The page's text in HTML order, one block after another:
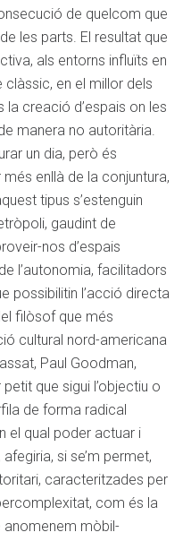
de quelcom que
les parts. El resultat que
als entorns influïts en
clàssic, en el millor dels
creació d’espais on les
manera no autoritària.
un dia, però és
enllà de la conjuntura,
tipus s’estenguin
gaudint de
nos d’espais
l’autonomia, facilitadors
possibilitin l’acció directa
filòsof que més
cultural nord-americana
Paul Goodman,
que sigui l’objectiu o
de forma radical
el qual poder actuar i
si se’m permet,
caracteritzades per
com és la
mòbil-